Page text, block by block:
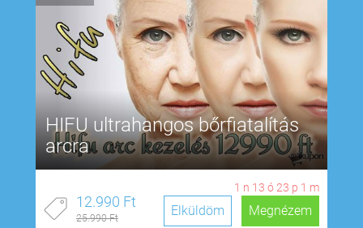
HIFU ultrahangos bőrfiatalítás
arcra
1 n 13 ó 23 p 0 m
12.990 Ft
25.990 Ft Megnézem
Elküldöm